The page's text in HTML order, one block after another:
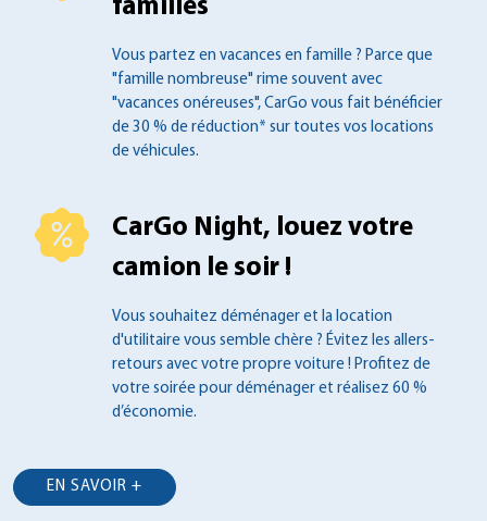
familles
Vous partez en vacances en famille ? Parce que
"famille nombreuse" rime souvent avec
"vacances onéreuses", CarGo vous fait bénéficier
de 30 % de réduction* sur toutes vos locations
de véhicules.
CarGo Night, louez votre
camion le soir !
Vous souhaitez déménager et la location
d'utilitaire vous semble chère ? Évitez les allers-
retours avec votre propre voiture ! Profitez de
votre soirée pour déménager et réalisez 60 %
d’économie.
EN SAVOIR +